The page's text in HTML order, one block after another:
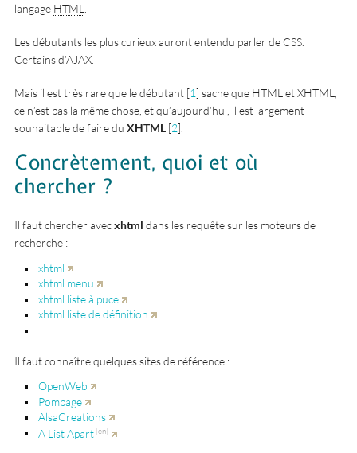
langage HTML
Les débutants les plus curieux auront entendu parler de CSS
Certains d’AJAX.
Mais il est très rare que le débutant [1] sache que HTML etXHTML
ce n’est pas la même chose, et qu’aujourd’hui, il est largement
souhaitable de faire duXHTML [2]
Concrètement, quoi et où
chercher ?
Il faut chercher avecxhtml dans les requête sur les moteurs de
recherche :
xhtml
xhtml menu
xhtml liste à puce
xhtml liste de définition
Il faut connaître quelques sites de référence :
OpenWeb
Pompage
AlsaCreations
A List Apart